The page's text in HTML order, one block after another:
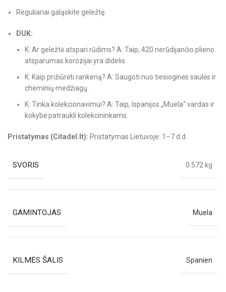
Reguliariai galąskite geležtę.
DUK:
K: Ar geležtė atspari rūdims? A: Taip, 420 nerūdijančio plieno
atsparumas korozijai yra didelis.
K: Kaip prižiūrėti rankeną? A: Saugoti nuo tiesioginės saulės ir
cheminių medžiagų.
K: Tinka kolekcionavimui? A: Taip, Ispanijos „Muela“ vardas ir
kokybė patraukli kolekcininkams.
Pristatymas (Citadel.lt): Pristatymas Lietuvoje: 1–7 d.d.
SVORIS 0.572 kg
GAMINTOJAS Muela
KILMĖS ŠALIS Spanien